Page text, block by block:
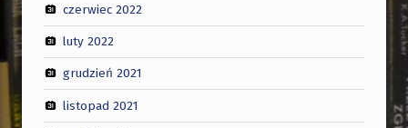
czerwiec 2022
luty 2022
grudzień 2021
listopad 2021